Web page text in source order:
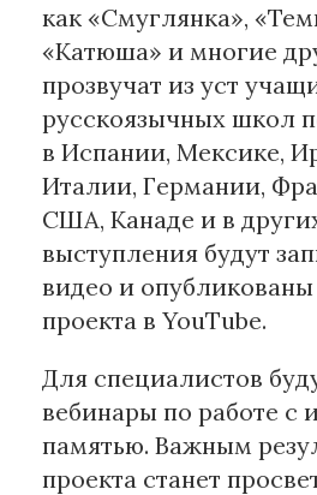
как «Смуглянка»,
«Катюша» и многие
прозвучат из уст
русскоязычных школ
в Испании, Мексике,
Италии, Германии,
США, Канаде и в
выступления будут
видео и
проекта в YouTube.
Для специалистов
вебинары по работе с
памятью. Важным
проекта станет